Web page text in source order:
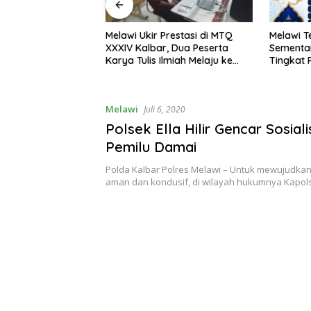
Melawi Ukir Prestasi di MTQ
XXXIV Kalbar, Dua Peserta
Karya Tulis Ilmiah Melaju ke
Melawi
Tingkat
Melawi Juli 6, 2020
Polsek Ella Hilir Gencar
Pemilu Damai
Polda Kalbar Polres Melawi – Untuk
aman dan kondusif, di wilayah hukumnya